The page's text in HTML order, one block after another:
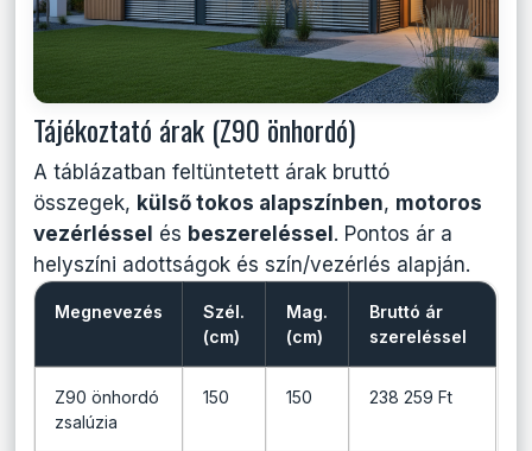
Tájékoztató árak (Z90 önhordó)
A táblázatban feltüntetett árak bruttó
összegek, külső tokos alapszínben, motoros
vezérléssel és beszereléssel. Pontos ár a
helyszíni adottságok és szín/vezérlés alapján.
Megnevezés
Szél.
(cm)
Mag.
(cm)
Bruttó ár
szereléssel
Z90 önhordó
zsalúzia
150 150 238 259 Ft